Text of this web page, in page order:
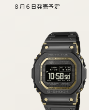
８月６日発売予定